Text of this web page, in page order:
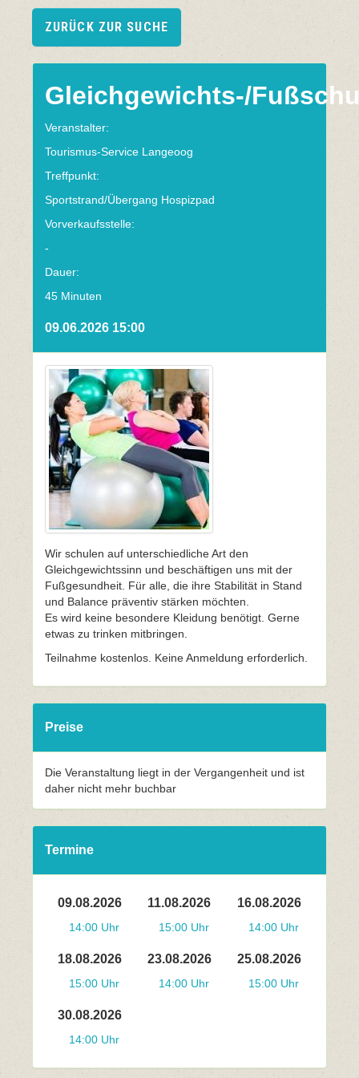
ZURÜCK ZUR SUCHE
Gleichgewichts-/
Veranstalter:
Tourismus-Service Langeoog
Treffpunkt:
Sportstrand/Übergang Hospizpad
Vorverkaufsstelle:
-
Dauer:
45 Minuten
09.06.2026 15:00
Wir schulen auf unterschiedliche Art den
Gleichgewichtssinn und beschäftigen uns mit der
Fußgesundheit. Für alle, die ihre Stabilität in Stand
und Balance präventiv stärken möchten.
Es wird keine besondere Kleidung benötigt. Gerne
etwas zu trinken mitbringen.
Teilnahme kostenlos. Keine Anmeldung erforderlich.
Preise
Die Veranstaltung liegt in der Vergangenheit und ist
daher nicht mehr buchbar
Termine
09.08.2026
14:00 Uhr
11.08.2026
15:00 Uhr
16.08.2026
14:00 Uhr
18.08.2026
15:00 Uhr
23.08.2026
14:00 Uhr
25.08.2026
15:00 Uhr
30.08.2026
14:00 Uhr